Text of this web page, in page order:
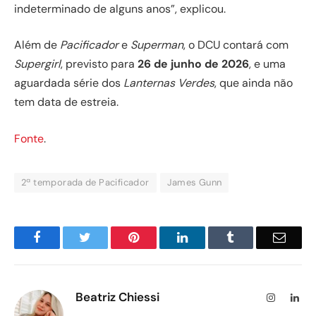
indeterminado de alguns anos”, explicou.
Além de Pacificadore Superman, o DCU contará com
Supergirl, previsto para 26 de junho de 2026, e uma
aguardada série dos Lanternas Verdes, que ainda não
tem data de estreia.
Fonte.
2ª temporada de Pacificador James Gunn
Facebook Pinterest LinkedIn Email
Beatriz Chiessi Instagram